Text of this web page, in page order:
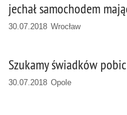
jechał samochodem
30.07.2018 Wrocław
Szukamy świadków
30.07.2018 Opole